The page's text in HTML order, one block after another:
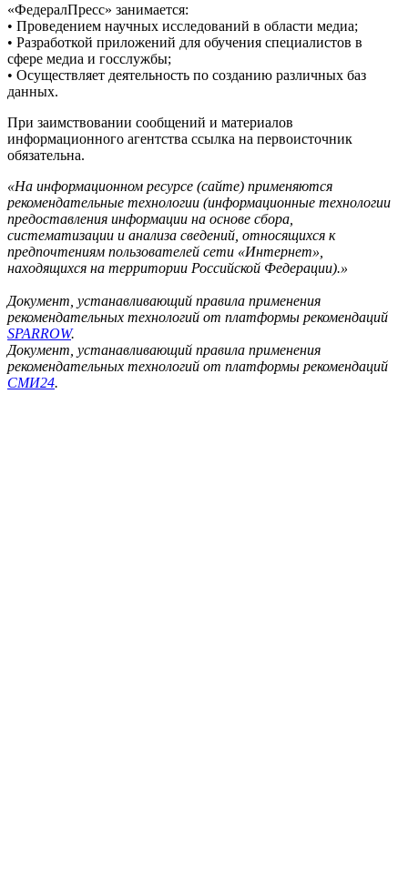
«ФедералПресс» занимается:
• Проведением научных исследований в области медиа;
• Разработкой приложений для обучения специалистов в
сфере медиа и госслужбы;
• Осуществляет деятельность по созданию различных баз
данных.
При заимствовании сообщений и материалов
информационного агентства ссылка на первоисточник
обязательна.
«На информационном ресурсе (сайте) применяются
рекомендательные технологии (информационные технологии
предоставления информации на основе сбора,
систематизации и анализа сведений, относящихся к
предпочтениям пользователей сети «Интернет»,
находящихся на территории Российской Федерации).»
Документ, устанавливающий правила применения
рекомендательных технологий от платформы рекомендаций
SPARROW.
Документ, устанавливающий правила применения
рекомендательных технологий от платформы рекомендаций
СМИ24.